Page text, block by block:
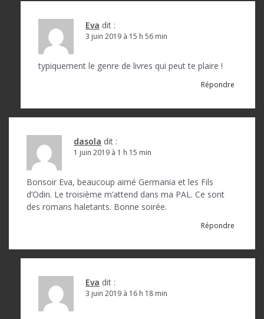
c
Eva dit :
3 juin 2019 à 15 h 56 min
typiquement le genre de livres qui peut te plaire !
Répondre
dasola dit :
1 juin 2019 à 1 h 15 min
Bonsoir Eva, beaucoup aimé Germania et les Fils
d’Odin. Le troisième m’attend dans ma PAL. Ce sont
des romans haletants. Bonne soirée.
Répondre
Eva dit :
3 juin 2019 à 16 h 18 min